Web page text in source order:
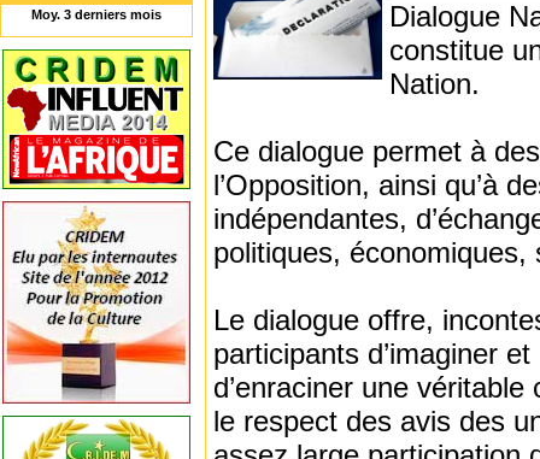
Moy. 3 derniers mois
Dialogue
constitue
Nation.
Ce dialogue permet à
l’Opposition, ainsi qu’à
indépendantes,
politiques,
Le dialogue offre,
participants d’imaginer
d’enraciner une
le respect des avis des